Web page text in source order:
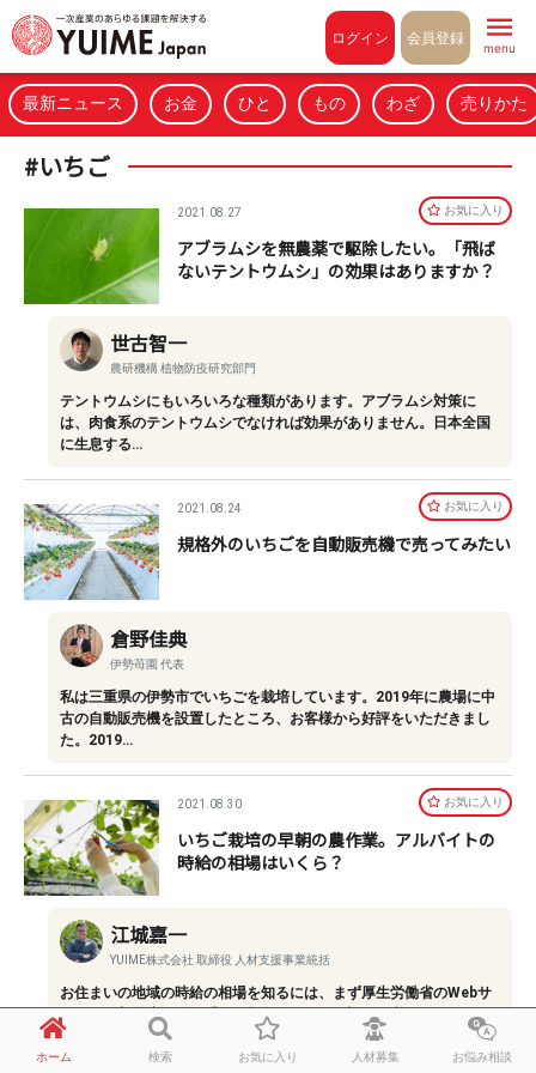
ログイン 会員登録
menu
最新ニュース お金 ひと もの わざ 売りかた
#いちご
2021.08.27 お気に⼊り
アブラムシを無農薬で駆除したい。「飛ば
ないテントウムシ」の効果はありますか？
世古智一
農研機構 植物防疫研究部門
テントウムシにもいろいろな種類があります。アブラムシ対策に
は、肉食系のテントウムシでなければ効果がありません。日本全国
に生息する…
2021.08.24 お気に⼊り
規格外のいちごを自動販売機で売ってみたい
倉野佳典
伊勢苺園 代表
私は三重県の伊勢市でいちごを栽培しています。2019年に農場に中
古の自動販売機を設置したところ、お客様から好評をいただきまし
た。2019…
2021.08.30 お気に⼊り
いちご栽培の早朝の農作業。アルバイトの
時給の相場はいくら？
江城嘉一
YUIME株式会社 取締役 人材支援事業統括
お住まいの地域の時給の相場を知るには、まず厚生労働省のWebサ
イトで、都道府県別の「最低賃金」について調べる必要がありま
す。「最低賃…
ホーム 検索 お気に入り 人材募集 お悩み相談